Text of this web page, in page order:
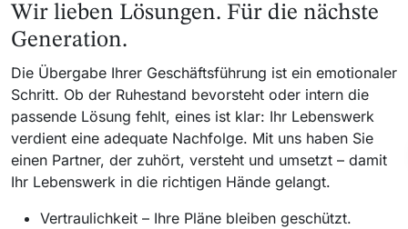
Wir lieben Lösungen. Für die nächste
Generation.
Die Übergabe Ihrer Geschäftsführung ist ein emotionaler
Schritt. Ob der Ruhestand bevorsteht oder intern die
passende Lösung fehlt, eines ist klar: Ihr Lebenswerk
verdient eine adequate Nachfolge. Mit uns haben Sie
einen Partner, der zuhört, versteht und umsetzt – damit
Ihr Lebenswerk in die richtigen Hände gelangt.
Vertraulichkeit – Ihre Pläne bleiben geschützt.